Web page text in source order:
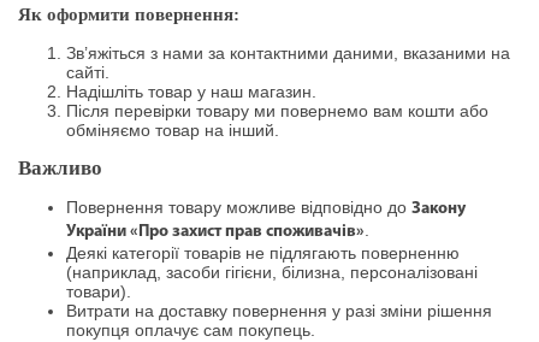
Як оформити повернення:
Зв’яжіться з нами за контактними даними, вказаними на
сайті.
Надішліть товар у наш магазин.
Після перевірки товару ми повернемо вам кошти або
обміняємо товар на інший.
Важливо
Повернення товару можливе відповідно до Закону
України «Про захист прав споживачів».
Деякі категорії товарів не підлягають поверненню
(наприклад, засоби гігієни, білизна, персоналізовані
товари).
Витрати на доставку повернення у разі зміни рішення
покупця оплачує сам покупець.